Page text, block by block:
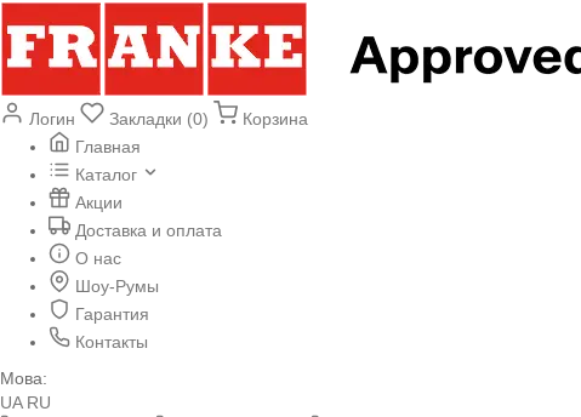
Логин Закладки (0)
Корзина
Главная
Каталог
Акции
Доставка и оплата
О нас
Шоу-Румы
Гарантия
Контакты
Мова:
UA RU